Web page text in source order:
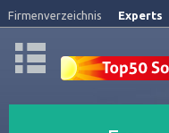
Firmenverzeichnis Experts